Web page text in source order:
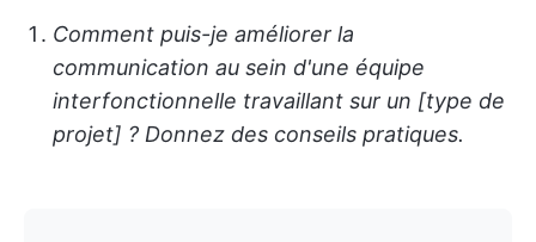
Comment puis-je améliorer la
communication au sein d'une équipe
interfonctionnelle travaillant sur un [type de
projet] ? Donnez des conseils pratiques.